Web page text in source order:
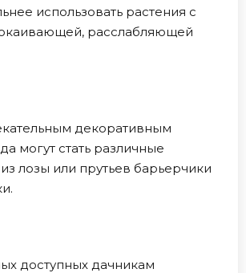
использовать растения с
расслабляющей
декоративным
могут стать различные
лозы или прутьев барьерчики
доступных дачникам